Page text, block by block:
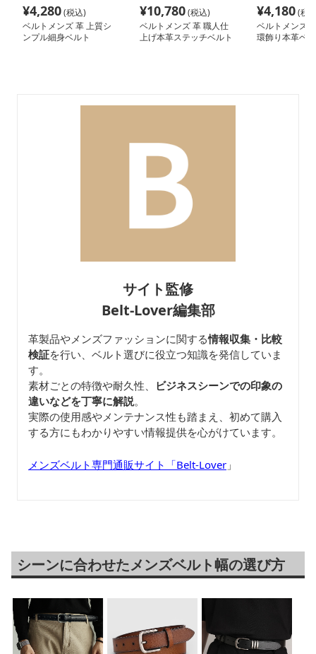
¥4,280(税込)
ベルトメンズ 革 上質シ
ンプル細身ベルト
¥10,780(税込)
ベルトメンズ 革 職人仕
上げ本革ステッチベルト
¥4,180(税
ベルトメンズ
環飾り本革ベ
サイト監修
Belt-Lover編集部
革製品やメンズファッションに関する情報収集・比較
検証を行い、ベルト選びに役立つ知識を発信していま
す。
素材ごとの特徴や耐久性、 ビジネスシーンでの印象の
違いなどを丁寧に解説。
実際の使用感やメンテナンス性も踏まえ、初めて購入
する方にもわかりやすい情報提供を心がけています。
メンズベルト専門通販サイト「Belt-Lover 」
シーンに合わせたメンズベルト幅の選び方